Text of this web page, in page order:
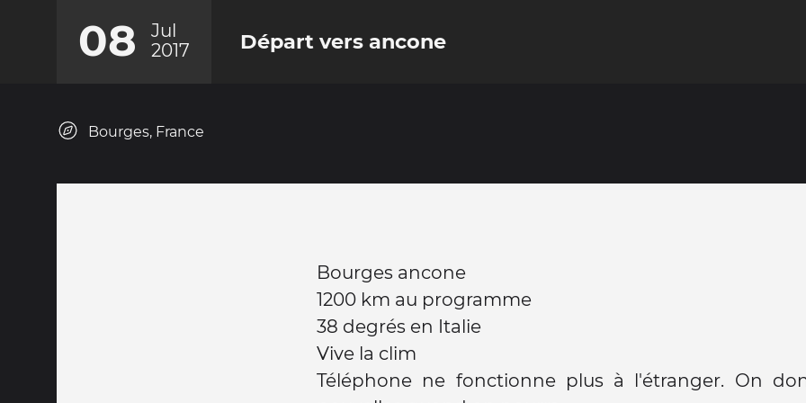
08
Jul
2017
Départ vers ancone
Bourges, France
Bourges ancone
1200 km au programme
38 degrés en Italie
Vive la clim
Téléphone ne fonctionne plus à l'étranger. On